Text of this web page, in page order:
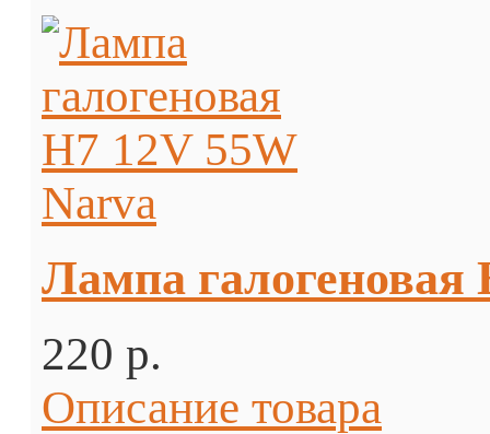
Лампа галогеновая
220 p.
Описание товара